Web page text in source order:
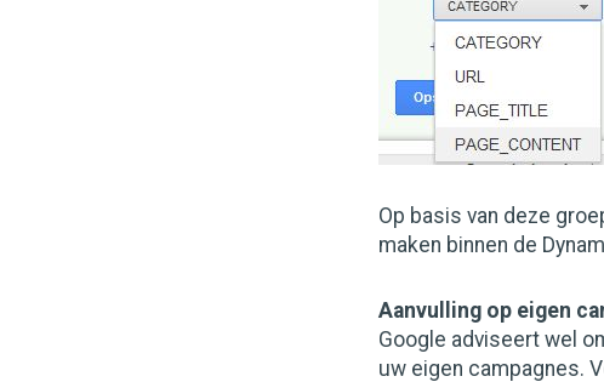
Op basis van deze
maken binnen de
Aanvulling op eigen
Google adviseert wel
uw eigen campagnes.